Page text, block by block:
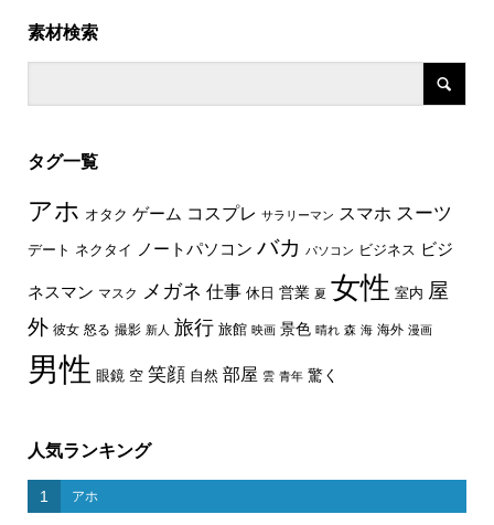
素材検索
タグ一覧
アホ オタク ゲーム コスプレ サラリーマン スマホ スーツ
デート ネクタイ ノートパソコン バカ パソコン ビジネス ビジ
ネスマン マスク メガネ 仕事 休日 営業 夏 女性 室内 屋
外 彼女 怒る 撮影 新人 旅行 旅館 映画 景色 晴れ 森 海 海外 漫画
男性 眼鏡 空 笑顔 自然 部屋 雲 青年 驚く
人気ランキング
1 アホ